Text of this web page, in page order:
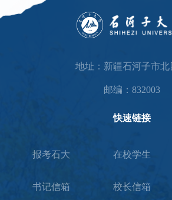
地址：新疆石河子市北
邮编：832003
快速链接
报考石大 在校学生
书记信箱 校长信箱